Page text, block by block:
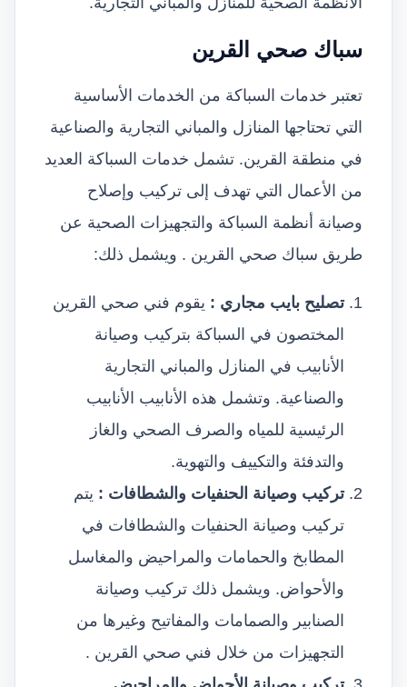
سباك صحي القرين
تعتبر خدمات السباكة من الخدمات الأساسية
التي تحتاجها المنازل والمباني التجارية والصناعية
في منطقة القرين. تشمل خدمات السباكة العديد
من الأعمال التي تهدف إلى تركيب وإصلاح
وصيانة أنظمة السباكة والتجهيزات الصحية عن
طريق سباك صحي القرين . ويشمل ذلك:
تصليح بايب مجاري : يقوم فني صحي القرين
المختصون في السباكة بتركيب وصيانة
الأنابيب في المنازل والمباني التجارية
والصناعية. وتشمل هذه الأنابيب الأنابيب
الرئيسية للمياه والصرف الصحي والغاز
والتدفئة والتكييف والتهوية.
تركيب وصيانة الحنفيات والشطافات : يتم
تركيب وصيانة الحنفيات والشطافات في
المطابخ والحمامات والمراحيض والمغاسل
والأحواض. ويشمل ذلك تركيب وصيانة
الصنابير والصمامات والمفاتيح وغيرها من
التجهيزات من خلال فني صحي القرين .